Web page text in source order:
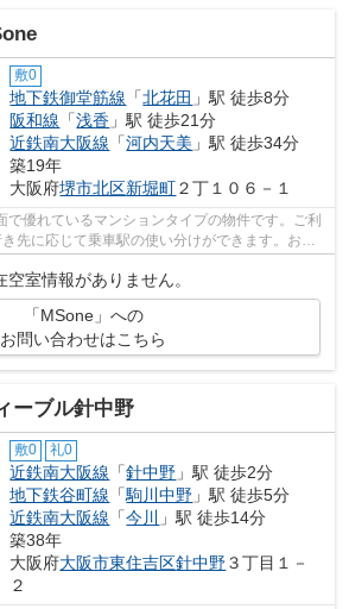
敷0
地下鉄御堂筋線 「北花田 」駅 徒歩8分
阪和線 「浅香 」駅 徒歩21分
近鉄南大阪線 「河内天美 」駅 徒歩34分
築19年
大阪府堺市北区新堀町２丁１０６－１
で優れているマンションタイプの物件です。ご利
先に応じて乗車駅の使い分けができます。お客
空室情報がありません。
「MSone」への
お問い合わせはこちら
ーブル針中野
敷0 礼0
近鉄南大阪線 「針中野 」駅 徒歩2分
地下鉄谷町線 「駒川中野 」駅 徒歩5分
近鉄南大阪線 「今川
」駅 徒歩14分
築38年
大阪府大阪市東住吉区針中野３丁目１－
２